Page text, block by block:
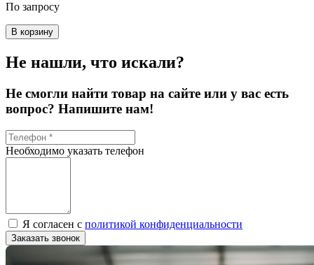
По запросу
В корзину
Не нашли, что искали?
Не смогли найти товар на сайте или у вас есть
вопрос? Напишите нам!
Необходимо указать телефон
Я согласен с политикой конфиденциальности
Заказать звонок